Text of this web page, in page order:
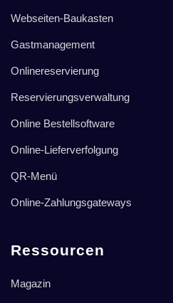
Webseiten-Baukasten
Gastmanagement
Onlinereservierung
Reservierungsverwaltung
Online Bestellsoftware
Online-Lieferverfolgung
QR-Menü
Online-Zahlungsgateways
Ressourcen
Magazin